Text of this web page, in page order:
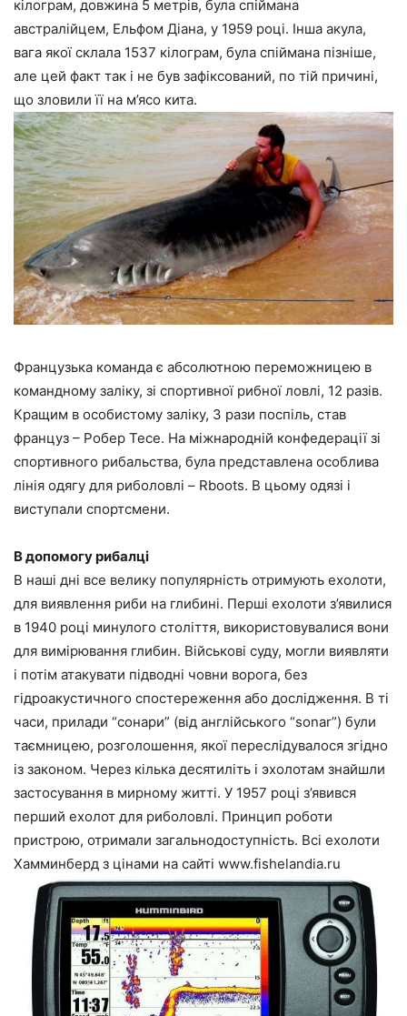
кілограм, довжина 5 метрів, була спіймана
австралійцем, Ельфом Діана, у 1959 році. Інша акула,
вага якої склала 1537 кілограм, була спіймана пізніше,
але цей факт так і не був зафіксований, по тій причині,
що зловили її на м’ясо кита.
Французька команда є абсолютною переможницею в
командному заліку, зі спортивної рибної ловлі, 12 разів.
Кращим в особистому заліку, 3 рази поспіль, став
француз – Робер Тесе. На міжнародній конфедерації зі
спортивного рибальства, була представлена особлива
лінія одягу для риболовлі – Rboots. В цьому одязі і
виступали спортсмени.
В допомогу рибалці
В наші дні все велику популярність отримують ехолоти,
для виявлення риби на глибині. Перші ехолоти з’явилися
в 1940 році минулого століття, використовувалися вони
для вимірювання глибин. Військові суду, могли виявляти
і потім атакувати підводні човни ворога, без
гідроакустичного спостереження або дослідження. В ті
часи, прилади “сонари” (від англійського “sonar”) були
таємницею, розголошення, якої переслідувалося згідно
із законом. Через кілька десятиліть і эхолотам знайшли
застосування в мирному житті. У 1957 році з’явився
перший ехолот для риболовлі. Принцип роботи
пристрою, отримали загальнодоступність. Всі ехолоти
Хамминберд з цінами на сайті www.fishelandia.ru